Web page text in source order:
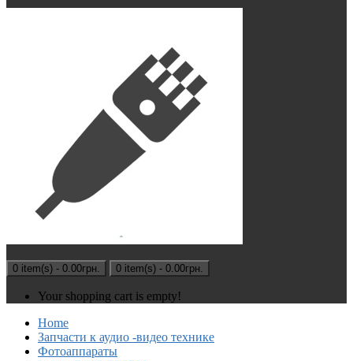
0 item(s) - 0.00грн. 0 item(s) - 0.00грн.
Your shopping cart is empty!
Home
Запчасти к аудио -видео технике
Фотоаппараты